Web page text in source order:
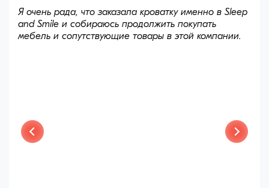
Я очень рада, что заказала кроватку именно в Sleep
and Smile и собираюсь продолжить покупать
мебель и сопутствующие товары в этой компании.